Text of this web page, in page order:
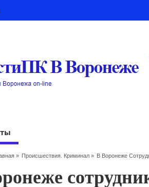
» Происшествия. Криминал » В Воронеже